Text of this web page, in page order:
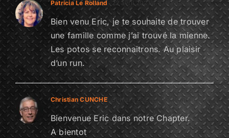
Patricia Le Rolland 22 avril 2021 à 10 h 26 min
Bien venu Eric, je te souhaite de trouver
une famille comme j’ai trouvé la mienne.
Les potos se reconnaitrons. Au plaisir
d’un run.
Christian CUNCHE 31 mars 2021 à 10 h 19 min
Bienvenue Eric dans notre Chapter.
A bientot